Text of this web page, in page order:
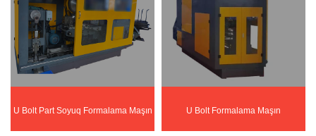
U Bolt Part Soyuq Formalama Maşın U Bolt Formalama Maşın